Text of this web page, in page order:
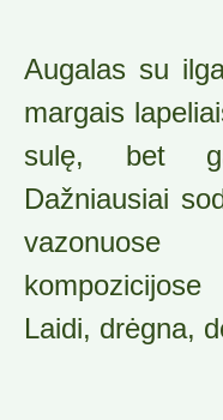
Augalas su
margais
sulę, bet
Dažniausiai
Laidi, drėgna,